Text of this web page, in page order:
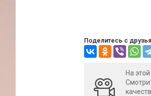
Поделитесь с
На